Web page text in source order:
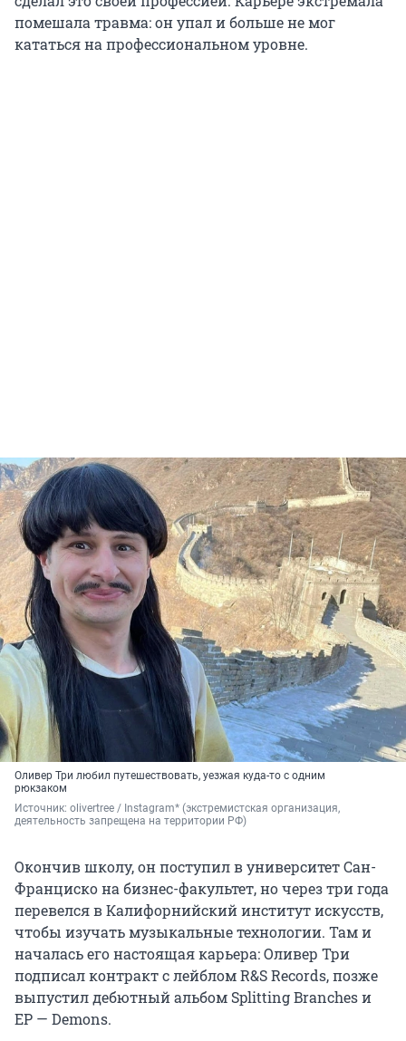
помешала травма: он упал и больше не мог
кататься на профессиональном уровне.
Оливер Три любил путешествовать, уезжая куда-то с одним
рюкзаком
Источник: olivertree / Instagram* (экстремистская организация,
деятельность запрещена на территории РФ)
Окончив школу, он поступил в университет Сан-
Франциско на бизнес-факультет, но через три года
перевелся в Калифорнийский институт искусств,
чтобы изучать музыкальные технологии. Там и
началась его настоящая карьера: Оливер Три
подписал контракт с лейблом R&S Records, позже
выпустил дебютный альбом Splitting Branches и
EP — Demons.